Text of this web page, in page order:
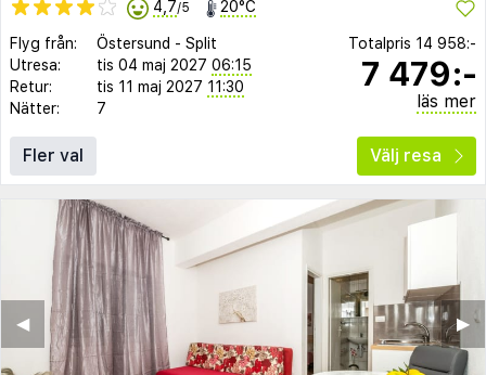
4,7/5 20°C
Flyg från: Östersund - Split
Utresa:
tis 04 maj 2027 06:15
Retur:
tis 11 maj 2027 11:30
Nätter:
7
Totalpris 14 958:-
7 479:-
läs mer
Fler val Välj resa
▶︎
◀︎